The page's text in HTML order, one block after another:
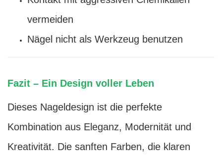
vermeiden
Nägel nicht als Werkzeug benutzen
Fazit – Ein Design voller Leben
Dieses Nageldesign ist die perfekte
Kombination aus Eleganz, Modernität und
Kreativität. Die sanften Farben, die klaren